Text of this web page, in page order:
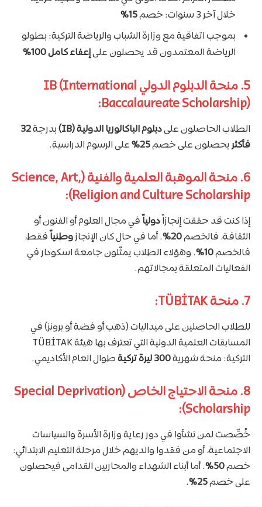
خلال آخر 3 سنوات: خصم
15%
بموجب اتفاقية مع وزارة الشباب والرياضة التركية: بطولو
الرياضة المعتمدون قد يحصلون علىإعفاء كامل 100%
5. منحة الدبلوم الدولي IB (International
Baccalaureate Scholarship):
الطلاب الحاصلون علىدبلوم الباكالوريا الدولية (IB) بدرجة32
فأكثريحصلون على خصم25% على الرسوم الدراسية.
6. منحة الموهبة العلمية والفنية (Science, Art,
Religion and Culture Scholarship):
إذا كنت قد حققت إنجازاًدولياً في مجال العلوم أو الفنون أو
الثقافة، فالخصم20% . أما في حال كان الإنجازوطنياً فقط،
فالخصم10%
. وهؤلاء الطلاب يمثّلون جامعة اسكودار في
الفعاليات المتعلقة بمجالاتهم.
7. منحة TÜBİTAK:
للطلاب الحاصلين على ميداليات (ذهب أو فضة أو برونز) في
المسابقات العلمية الدولية التي تعترف بها هيئة TÜBİTAK
التركية: منحة شهرية300 ليرة تركية طوال العام الأكاديمي.
8. منحة الاحتياج الخاص (Special Deprivation
Scholarship):
خُصِّصت لمن نشأوا في دور رعاية وزارة الأسرة والسياسات
الاجتماعية، أو من فقدوا والديهم خلال مرحلة التعليم الابتدائي:
خصم50%
. أما أبناء الشهداء والمحاربين القدامى فيحصلون
على خصم25%
.